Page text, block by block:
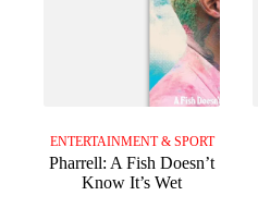
ENTERTAINMENT & SPORT
Pharrell: A Fish Doesn’t
Know It’s Wet